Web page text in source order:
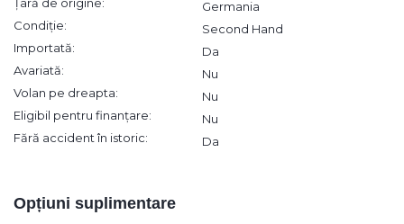
Germania
Condiție:
Second Hand
Importată:
Da
Avariată:
Nu
Volan pe dreapta:
Nu
Eligibil pentru finanțare:
Nu
Fără accident în istoric:
Da
Opțiuni suplimentare